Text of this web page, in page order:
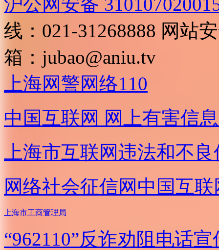
线：021-31268888 网站
箱： jubao@aniu.tv
上海网警网络110
中国互联网 网上有害信
上海市互联网违法和不
网络社会征信网 中国互
上海市工商管理局
“962110”反诈劝阻电话宣